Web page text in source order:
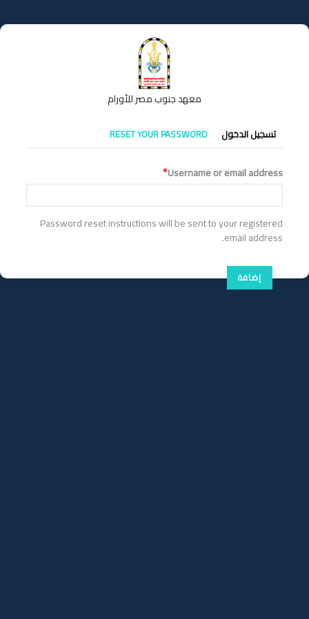
إلى
المحتوى
معهد جنوب مصر للأورام
التبويبات
الأساسية
تسجيل الدخول RESET YOUR PASSWORD
Username or email address
Password reset instructions will be sent to your registered
email address.